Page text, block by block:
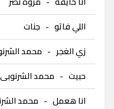
اللي فاتو - جنات
زي الغجر - محمد
حبيت - محمد الشرنوبى
انا هعمل - محمد